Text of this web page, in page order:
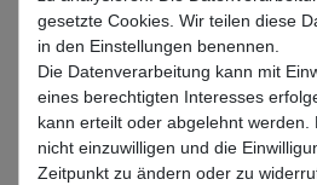
In den
Wunschliste
gesetzte Cookies. Wir teilen diese
in den Einstellungen benennen.
Die Datenverarbeitung kann mit
eines berechtigten Interesses
kann erteilt oder abgelehnt werden.
nicht einzuwilligen und die
Zeitpunkt zu ändern oder zu